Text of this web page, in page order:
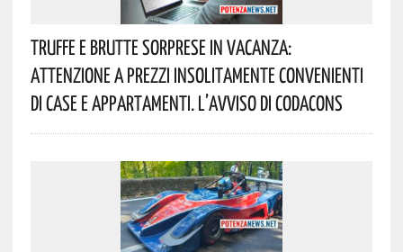
Truffe E Brutte Sorprese In Vacanza:
Attenzione A Prezzi Insolitamente Convenienti
Di Case E Appartamenti. L’avviso Di Codacons